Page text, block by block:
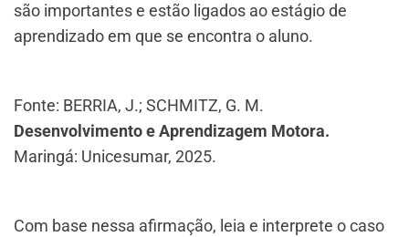
são importantes e estão ligados ao estágio de
aprendizado em que se encontra o aluno.
Fonte: BERRIA, J.; SCHMITZ, G. M.
Desenvolvimento e Aprendizagem Motora.
Maringá: Unicesumar, 2025.
Com base nessa afirmação, leia e interprete o caso